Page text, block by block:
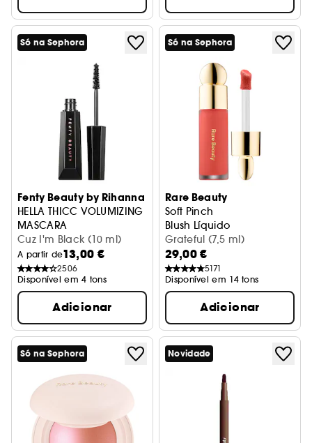
Só na Sephora
Fenty Beauty by Rihanna
HELLA THICC VOLUMIZING
MASCARA
Máscara Volume
Cuz I'm Black (10 ml)
A partir de13,00 €
2506
Disponível em 4 tons
Adicionar
Só na Sephora
Rare Beauty
Soft Pinch
Blush Líquido
Grateful (7,5 ml)
29,00 €
5171
Disponível em 14 tons
Adicionar
Só na Sephora Novidade